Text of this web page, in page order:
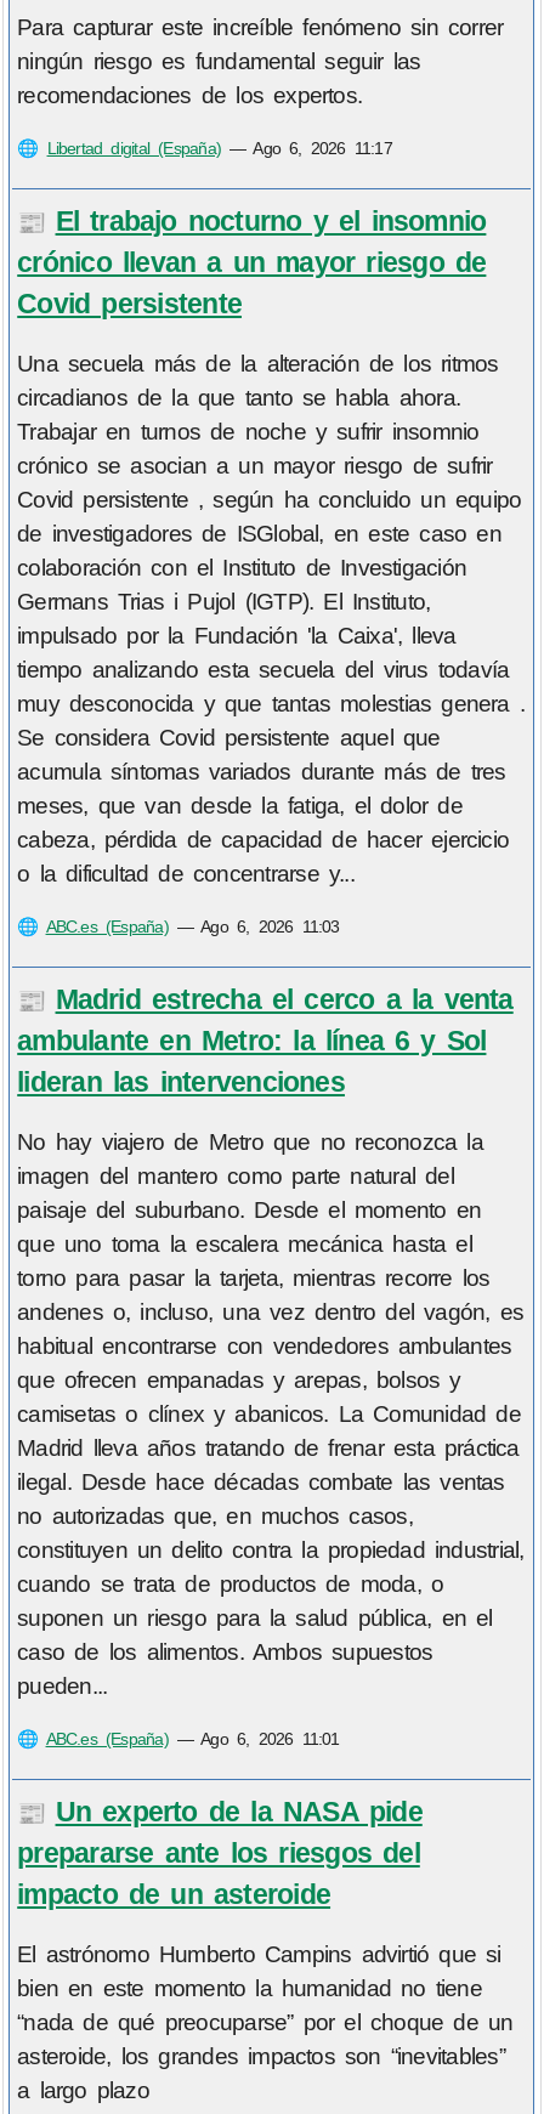
Para capturar este increíble fenómeno sin correr
ningún riesgo es fundamental seguir las
recomendaciones de los expertos.
🌐 Libertad digital (España) —Ago 6, 2026 11:17
📰 El trabajo nocturno y el insomnio
crónico llevan a un mayor riesgo de
Covid persistente
Una secuela más de la alteración de los ritmos
circadianos de la que tanto se habla ahora.
Trabajar en turnos de noche y sufrir insomnio
crónico se asocian a un mayor riesgo de sufrir
Covid persistente , según ha concluido un equipo
de investigadores de ISGlobal, en este caso en
colaboración con el Instituto de Investigación
Germans Trias i Pujol (IGTP). El Instituto,
impulsado por la Fundación 'la Caixa', lleva
tiempo analizando esta secuela del virus todavía
muy desconocida y que tantas molestias genera .
Se considera Covid persistente aquel que
acumula síntomas variados durante más de tres
meses, que van desde la fatiga, el dolor de
cabeza, pérdida de capacidad de hacer ejercicio
o la dificultad de concentrarse y...
🌐 ABC.es (España)—Ago 6, 2026 11:03
📰 Madrid estrecha el cerco a la venta
ambulante en Metro: la línea 6 y Sol
lideran las intervenciones
No hay viajero de Metro que no reconozca la
imagen del mantero como parte natural del
paisaje del suburbano. Desde el momento en
que uno toma la escalera mecánica hasta el
torno para pasar la tarjeta, mientras recorre los
andenes o, incluso, una vez dentro del vagón, es
habitual encontrarse con vendedores ambulantes
que ofrecen empanadas y arepas, bolsos y
camisetas o clínex y abanicos. La Comunidad de
Madrid lleva años tratando de frenar esta práctica
ilegal. Desde hace décadas combate las ventas
no autorizadas que, en muchos casos,
constituyen un delito contra la propiedad industrial,
cuando se trata de productos de moda, o
suponen un riesgo para la salud pública, en el
caso de los alimentos. Ambos supuestos
pueden...
🌐 ABC.es (España)—Ago 6, 2026 11:01
📰 Un experto de la NASA pide
prepararse ante los riesgos del
impacto de un asteroide
El astrónomo Humberto Campins advirtió que si
bien en este momento la humanidad no tiene
“nada de qué preocuparse” por el choque de un
asteroide, los grandes impactos son “inevitables”
a largo plazo